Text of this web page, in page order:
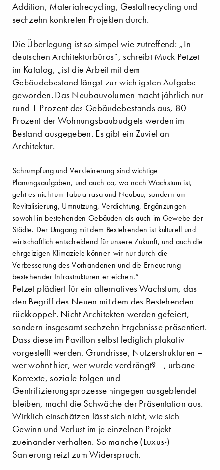
Addition, Materialrecycling, Gestaltrecycling und
sechzehn konkreten Projekten durch.
Die Überlegung ist so simpel wie zutreffend: „In
deutschen Architekturbüros“, schreibt Muck Petzet
im Katalog, „ist die Arbeit mit dem
Gebäudebestand längst zur wichtigsten Aufgabe
geworden. Das Neubauvolumen macht jährlich nur
rund 1 Prozent des Gebäudebestands aus, 80
Prozent der Wohnungsbaubudgets werden im
Bestand ausgegeben. Es gibt ein Zuviel an
Architektur.
Schrumpfung und Verkleinerung sind wichtige
Planungsaufgaben, und auch da, wo noch Wachstum ist,
geht es nicht um Tabula rasa und Neubau, sondern um
Revitalisierung, Umnutzung, Verdichtung, Ergänzungen
sowohl in bestehenden Gebäuden als auch im Gewebe der
Städte. Der Umgang mit dem Bestehenden ist kulturell und
wirtschaftlich entscheidend für unsere Zukunft, und auch die
ehrgeizigen Klimaziele können wir nur durch die
Verbesserung des Vorhandenen und die Erneuerung
bestehender Infrastrukturen erreichen.“
Petzet plädiert für ein alternatives Wachstum, das
den Begriff des Neuen mit dem des Bestehenden
rückkoppelt. Nicht Architekten werden gefeiert,
sondern insgesamt sechzehn Ergebnisse präsentiert.
Dass diese im Pavillon selbst lediglich plakativ
vorgestellt werden, Grundrisse, Nutzerstrukturen –
wer wohnt hier, wer wurde verdrängt? –, urbane
Kontexte, soziale Folgen und
Gentrifizierungsprozesse hingegen ausgeblendet
bleiben, macht die Schwäche der Präsentation aus.
Wirklich einschätzen lässt sich nicht, wie sich
Gewinn und Verlust im je einzelnen Projekt
zueinander verhalten. So manche (Luxus-)
Sanierung reizt zum Widerspruch.